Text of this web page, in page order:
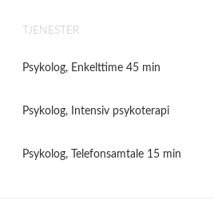
TJENESTER
Psykolog, Enkelttime 45 min
Psykolog, Intensiv psykoterapi
Psykolog, Telefonsamtale 15 min